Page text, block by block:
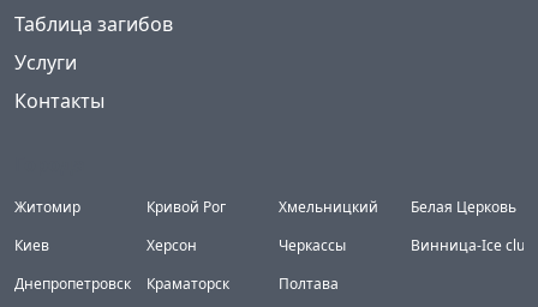
Таблица загибов
Услуги
Контакты
Житомир
Киев
Днепропетровск
Кривой Рог
Херсон
Краматорск
Хмельницкий
Черкассы
Полтава
Белая Церковь
Винница-Ice club